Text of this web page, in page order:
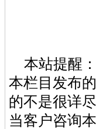
本站提醒：
本栏目发布
的不是很详
当客户咨询